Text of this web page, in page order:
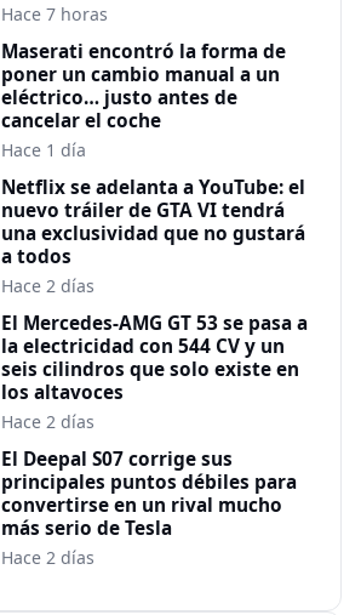
Hace 7 horas
Maserati encontró la forma de
poner un cambio manual a un
eléctrico… justo antes de
cancelar el coche
Hace 1 día
Netflix se adelanta a YouTube: el
nuevo tráiler de GTA VI tendrá
una exclusividad que no gustará
a todos
Hace 2 días
El Mercedes-AMG GT 53 se pasa a
la electricidad con 544 CV y un
seis cilindros que solo existe en
los altavoces
Hace 2 días
El Deepal S07 corrige sus
principales puntos débiles para
convertirse en un rival mucho
más serio de Tesla
Hace 2 días